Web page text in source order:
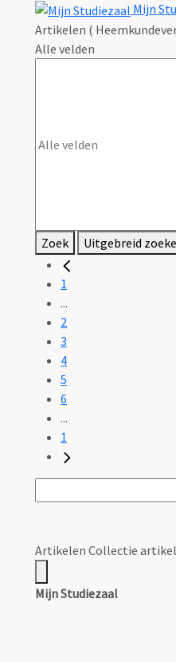
Mijn
Artikelen (
Alle velden
Zoek Uitgebreid
1
...
2
3
4
5
6
...
1
Artikelen Collectie
Mijn Studiezaal